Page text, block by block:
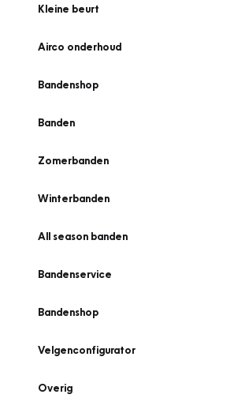
Kleine beurt
Airco onderhoud
Bandenshop
Banden
Zomerbanden
Winterbanden
All season banden
Bandenservice
Bandenshop
Velgenconfigurator
Overig